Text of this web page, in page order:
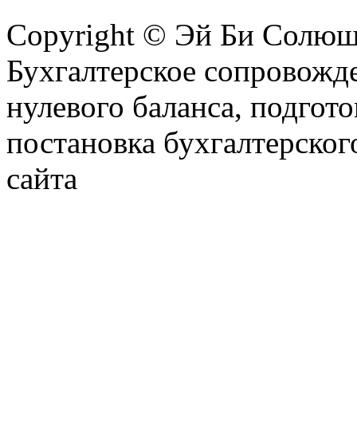
Copyright © Эй Би
Бухгалтерское
нулевого баланса,
постановка
сайта